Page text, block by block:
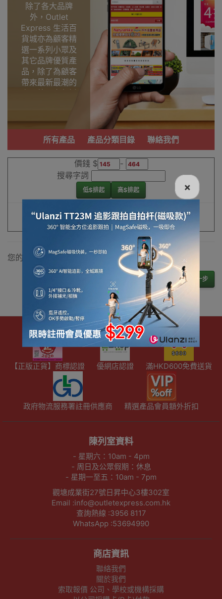
除了各大品牌
外，Outlet
Express 生活百
貨城亦為顧客精
選一系列小眾及
其它品牌優質產
品，除了為顧客
帶來最新最潮的
產品外，亦包括
功能齊備的產
品。
我們每月會固定
尋找最更新、最
潮、有特色而且
品，從用家的角
最好選擇。
其它品牌工兵鏟
香港銷售點
所有產品 產品分類目錄 聯絡我們
價錢 $
-
搜尋字詞
低$排起 高$排起
重設條件 篩選
您的購物車內沒有產品！
下一步
×
【正版正貨】商標認證 優網店認證 滿HKD600免費送貨
政府物流服務署註冊供應商 精選產品會員額外折扣
陳列室資料
- 星期六：10am - 4pm
- 周日及公眾假期：休息
- 星期一至五：10am - 7pm
觀塘成業街27號日昇中心3樓302室
Email :info@outletexpress.com.hk
查詢熱線 :3956 8117
WhatsApp :53694990
商店資訊
聯絡我們
關於我們
索取報價 公司、學校或機構採購